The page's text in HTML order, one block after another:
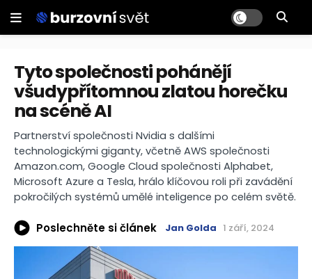
Tyto společnosti pohánějí
všudypřítomnou zlatou horečku
na scéně AI
Partnerství společnosti Nvidia s dalšími
technologickými giganty, včetně AWS společnosti
Amazon.com, Google Cloud společnosti Alphabet,
Microsoft Azure a Tesla, hrálo klíčovou roli při zavádění
pokročilých systémů umělé inteligence po celém světě.
Poslechněte si článek Jan Golda 1 září, 2024